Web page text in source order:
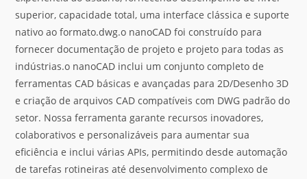
superior, capacidade total, uma interface clássica e suporte
nativo ao formato.dwg.o nanoCAD foi construído para
fornecer documentação de projeto e projeto para todas as
indústrias.o nanoCAD inclui um conjunto completo de
ferramentas CAD básicas e avançadas para 2D/Desenho 3D
e criação de arquivos CAD compatíveis com DWG padrão do
setor. Nossa ferramenta garante recursos inovadores,
colaborativos e personalizáveis para aumentar sua
eficiência e inclui várias APIs, permitindo desde automação
de tarefas rotineiras até desenvolvimento complexo de